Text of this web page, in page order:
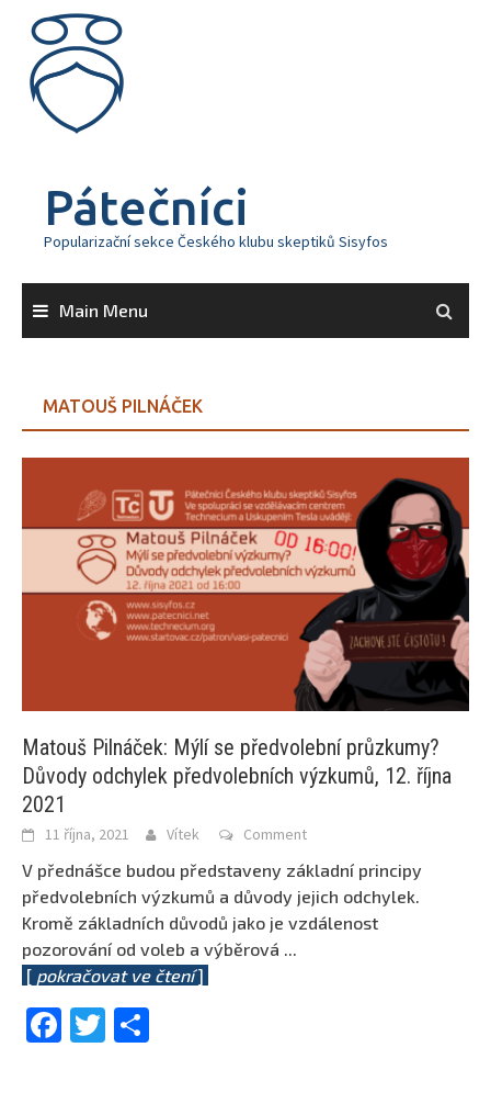
content
Pátečníci
Popularizační sekce Českého klubu skeptiků Sisyfos
Main Menu
MATOUŠ PILNÁČEK
Matouš Pilnáček: Mýlí se předvolební průzkumy?
Důvody odchylek předvolebních výzkumů, 12. října
2021
11 října, 2021 Vítek Comment
V přednášce budou představeny základní principy
předvolebních výzkumů a důvody jejich odchylek.
Kromě základních důvodů jako je vzdálenost
pozorování od voleb a výběrová ...
[ pokračovat ve čtení]
Facebook
Twitter